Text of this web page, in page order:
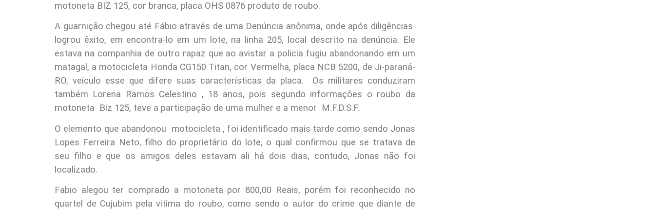
motoneta BIZ 125, cor branca, placa OHS 0876 produto de roubo.
A guarnição chegou até Fábio através de uma Denúncia anônima, onde após diligências
logrou êxito, em encontra-lo em um lote, na linha 205, local descrito na denúncia. Ele
estava na companhia de outro rapaz que ao avistar a policia fugiu abandonando em um
matagal, a motocicleta Honda CG150 Titan, cor Vermelha, placa NCB 5200, de Ji-paraná-
RO, veículo esse que difere suas características da placa. Os militares conduziram
também Lorena Ramos Celestino , 18 anos, pois segundo informações o roubo da
motoneta Biz 125, teve a participação de uma mulher e a menor M.F.D.S.F.
O elemento que abandonou motocicleta , foi identificado mais tarde como sendo Jonas
Lopes Ferreira Neto, filho do proprietário do lote, o qual confirmou que se tratava de
seu filho e que os amigos deles estavam ali há dois dias, contudo, Jonas não foi
localizado.
Fabio alegou ter comprado a motoneta por 800,00 Reais, porém foi reconhecido no
quartel de Cujubim pela vitima do roubo, como sendo o autor do crime que diante de